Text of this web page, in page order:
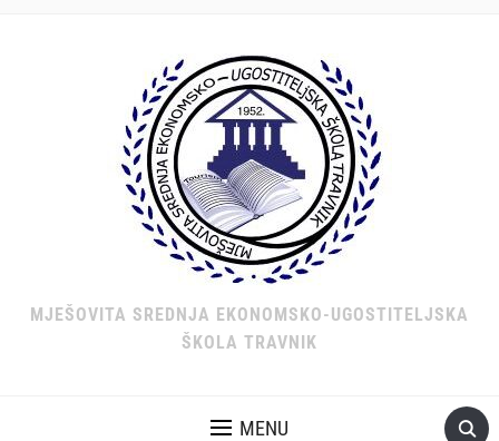
MJEŠOVITA SREDNJA EKONOMSKO-UGOSTITELJSKA
ŠKOLA TRAVNIK
MENU